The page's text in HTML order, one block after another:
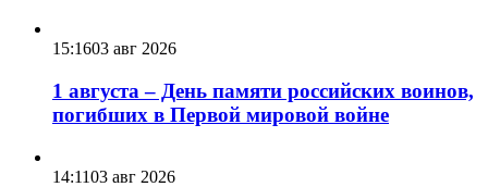
15:1603 авг 2026
1 августа – День памяти российских воинов,
погибших в Первой мировой войне
14:1103 авг 2026